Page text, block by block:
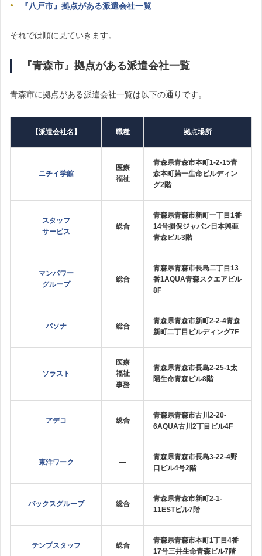
『八戸市』拠点がある派遣会社一覧
それでは順に見ていきます。
『青森市』拠点がある派遣会社一覧
青森市に拠点がある派遣会社一覧は以下の通りです。
【派遣会社名】 職種 拠点場所
ニチイ学館
医療
福祉
青森県青森市本町1‐2‐15青
森本町第一生命ビルディン
グ2階
スタッフ
サービス
総合
青森県青森市新町一丁目1番
14号損保ジャパン日本興亜
青森ビル3階
マンパワー
グループ
総合
青森県青森市長島二丁目13
番1AQUA青森スクエアビル
8F
パソナ 総合
青森県青森市新町2‐2‐4青森
新町二丁目ビルディング7F
ソラスト
医療
福祉
事務
青森県青森市長島2‐25‐1太
陽生命青森ビル8階
アデコ 総合
青森県青森市古川2‐20‐
6AQUA古川2丁目ビル4F
東洋ワーク —
青森県青森市長島3-22-4野
口ビル4号2階
バックスグループ 総合
青森県青森市新町2-1-
11ESTビル7階
テンプスタッフ 総合
青森県青森市本町1丁目4番
17号三井生命青森ビル7階